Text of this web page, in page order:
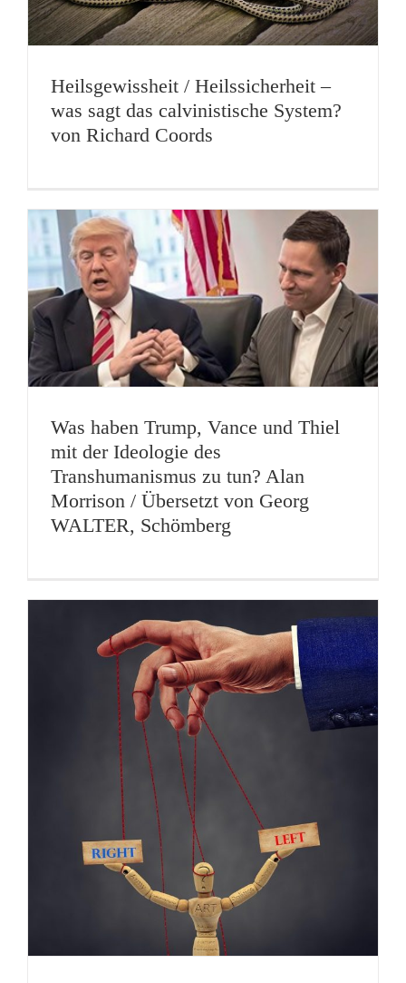
Heilsgewissheit / Heilssicherheit –
was sagt das calvinistische System?
von Richard Coords
Was haben Trump, Vance und Thiel
mit der Ideologie des
Transhumanismus zu tun? Alan
Morrison / Übersetzt von Georg
WALTER, Schömberg